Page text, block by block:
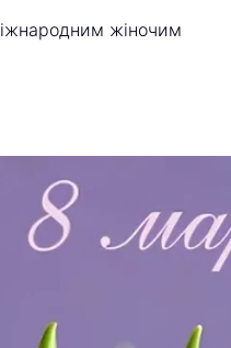
жіночим